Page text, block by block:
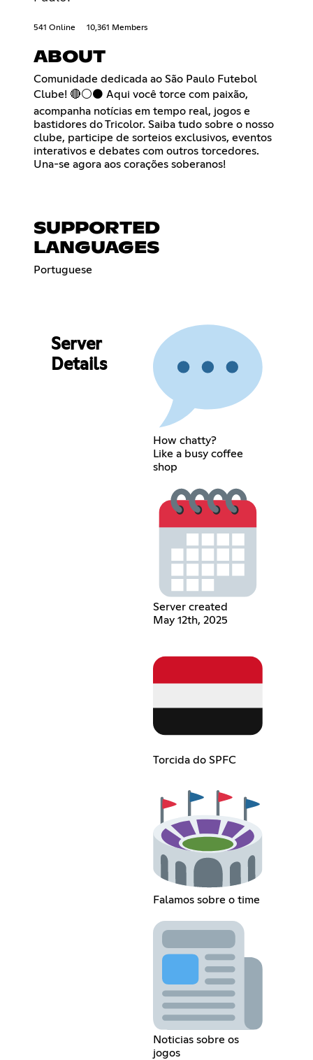
541 Online 10,361 Members
ABOUT
Comunidade dedicada ao São Paulo Futebol
Clube! 🔴⚪⚫ Aqui você torce com paixão,
acompanha notícias em tempo real, jogos e
bastidores do Tricolor. Saiba tudo sobre o nosso
clube, participe de sorteios exclusivos, eventos
interativos e debates com outros torcedores.
Una-se agora aos corações soberanos!
SUPPORTED
LANGUAGES
Portuguese
Server
Details
How chatty?
Like a busy coffee
shop
Server created
May 12th, 2025
Torcida do SPFC
Falamos sobre o time
Noticias sobre os
jogos